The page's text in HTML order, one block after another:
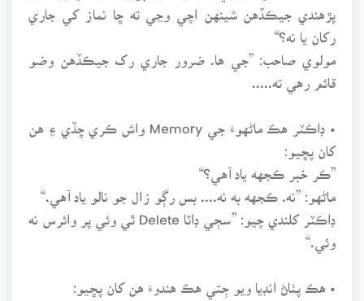
پڙهندي جيڪڏهن شينهن اچي وڃي ته ڇا نماز کي جاري
رکان يا نه؟“
مولوي صاحب: ”جي ها. ضرور جاري رک جيڪڏهن وضو
قائم رهي ته.....
• ڊاڪٽر هڪ ماڻهوءَ جي Memory واش ڪري ڇڏي ۽ هن
کان پڇيو:
”ڪر خبر ڪجهه ياد آهي؟“
ماڻهو: ”نه. ڪجهه به نه.... بس رڳو زال جو نالو ياد آهي.“
ڊاڪٽر کلندي چيو: ”سڄي ڊاٽا Delete ٿي وئي پر وائرس نه
وئي.“
• هڪ پٺاڻ انڊيا ويو جِتي هڪ هندوءَ هن کان پڇيو: